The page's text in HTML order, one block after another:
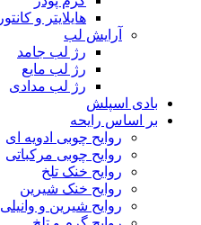
هایلایتر و کانتور
آرایش لب
رژ لب جامد
رژ لب مایع
رژ لب مدادی
بادی اسپلش
بر اساس رایحه
روایح چوبی ادویه ای
روایح چوبی مرکباتی
روایح خنک تلخ
روایح خنک شیرین
روایح شیرین و وانیلی